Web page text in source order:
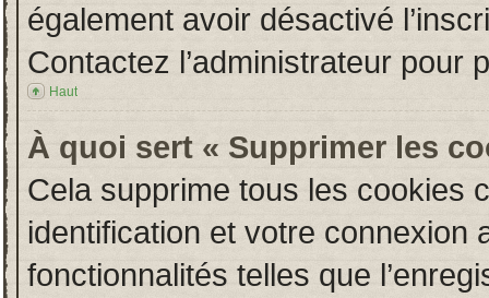
également avoir désactivé
Contactez l’administrateur pour
Haut
À quoi sert « Supprimer les
Cela supprime tous les cookies
identification et votre connexion
fonctionnalités telles que